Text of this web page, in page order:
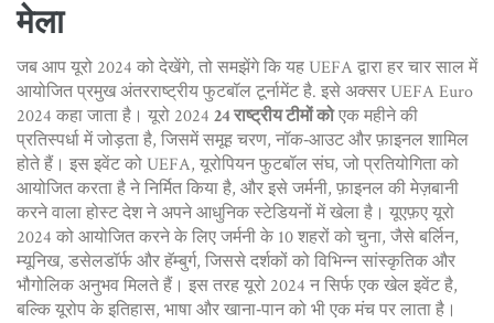
मेला
जब आपयूरो 2024 को देखेंगे, तो समझेंगे कि यह UEFA द्वारा हर चार साल में
आयोजित प्रमुख अंतरराष्ट्रीय फुटबॉल टूर्नामेंट है. इसे अक्सर UEFA Euro
2024 कहा जाता है। यूरो 2024 24 राष्ट्रीय टीमों कोएक महीने की
प्रतिस्पर्धा में जोड़ता है, जिसमें समूह चरण, नॉक‑आउट और फ़ाइनल शामिल
होते हैं। इस इवेंट को UEFA, यूरोपियन फुटबॉल संघ, जो प्रतियोगिता को
आयोजित करता हैने निर्मित किया है, और इसेजर्मनी, फ़ाइनल की मेज़बानी
करने वाला होस्ट देशने अपने आधुनिक स्टेडियनों में खेला है। यूएफ़ए यूरो
2024 को आयोजित करने के लिए जर्मनी के 10 शहरों को चुना, जैसे बर्लिन,
म्यूनिख, डसेलडॉर्फ और हॅम्बुर्ग, जिससे दर्शकों को विभिन्न सांस्कृतिक और
भौगोलिक अनुभव मिलते हैं। इस तरह यूरो 2024 न सिर्फ एक खेल इवेंट है,
बल्कि यूरोप के इतिहास, भाषा और खाना‑पान को भी एक मंच पर लाता है।